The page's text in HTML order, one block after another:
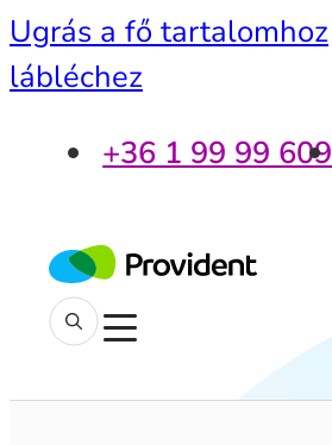
Ugrás a fő tartalomhoz
lábléchez
+36 1 99 99 609